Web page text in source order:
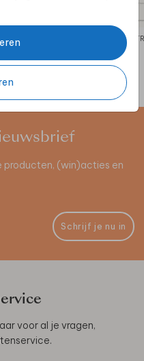
producten, (win)acties en
Schrijf je nu in
voor al je vragen,
.